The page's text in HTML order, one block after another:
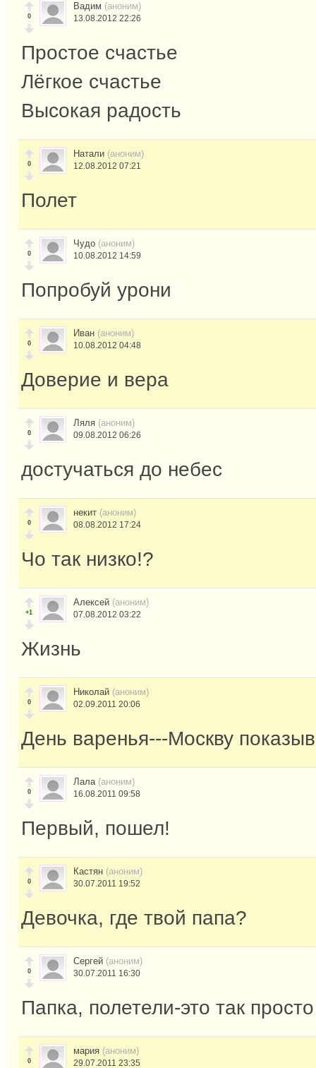
0
Вадим (аноним)
13.08.2012 22:26
Простое счастье
Лёгкое счастье
Высокая радость
0
Натали (аноним)
12.08.2012 07:21
Полет
0
Чудо (аноним)
10.08.2012 14:59
Попробуй урони
0
Иван (аноним)
10.08.2012 04:48
Доверие и вера
0
Ляля (аноним)
09.08.2012 06:26
достучаться до небес
0
некит (аноним)
08.08.2012 17:24
Чо так низко!?
+1
Алексей (аноним)
07.08.2012 03:22
Жизнь
0
Николай (аноним)
02.09.2011 20:06
День варенья---Москву
0
Лала (аноним)
16.08.2011 09:58
Первый, пошел!
0
Кастян (аноним)
30.07.2011 19:52
Девочка, где твой папа?
0
Сергей (аноним)
30.07.2011 16:30
Папка, полетели-это так просто
0
мария (аноним)
29.07.2011 23:35